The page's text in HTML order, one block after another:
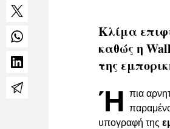
Κλίμα
καθώς η
της
Ή πια
υπογραφή της